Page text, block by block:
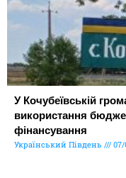
У Кочубеївській
використання
фінансування
Український Південь 07/